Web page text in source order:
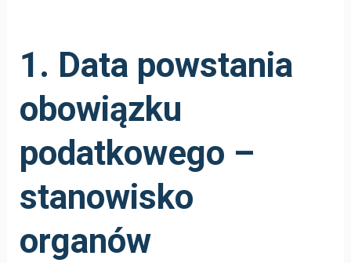
1. Data powstania
obowiązku
podatkowego –
stanowisko
organów